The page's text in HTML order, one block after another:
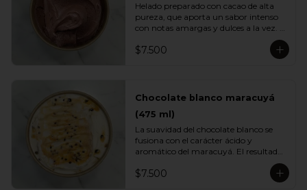
Helado preparado con cacao de alta
pureza, que aporta un sabor intenso
con notas amargas y dulces a la vez.
profundo lo convierten en un
$7.500
Chocolate blanco maracuyá
(475 ml)
La suavidad del chocolate blanco se
fusiona con el carácter ácido y
aromático del maracuyá. El resultado
sorprendentemente fresco. Una
mezcla tropical elegante perfecta para
$7.500